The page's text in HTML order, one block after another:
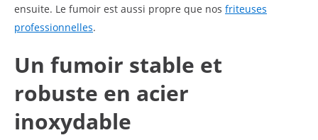
ensuite. Le fumoir est aussi propre que nos friteuses
professionnelles.
Un fumoir stable et
robuste en acier
inoxydable